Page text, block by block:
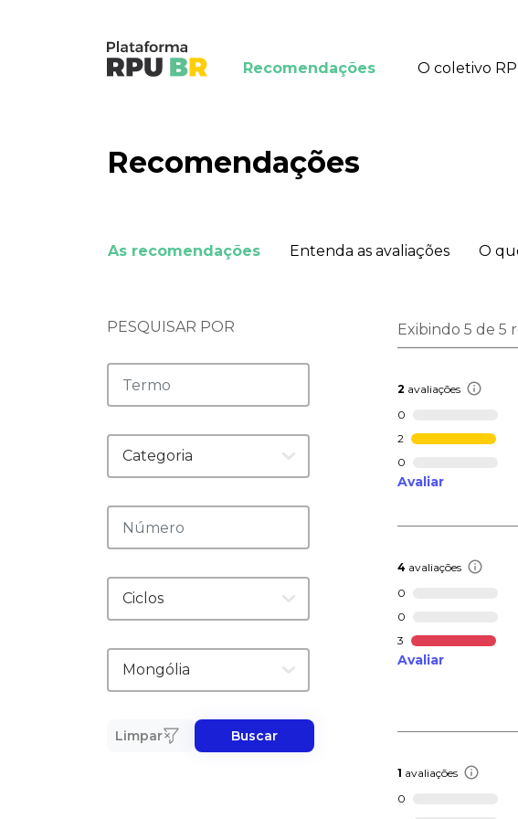
Recomendações O coletivo
Recomendações
As recomendações Entenda as avaliações O
PESQUISAR POR
Limpar Buscar
Exibindo 5 de 5
2 avaliações
0
2
0
Avaliar
4 avaliações
0
0
3
Avaliar
1 avaliações
0